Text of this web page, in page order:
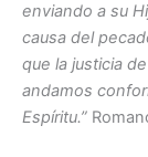
enviando a su
causa del
que la justicia
andamos
Espíritu.”